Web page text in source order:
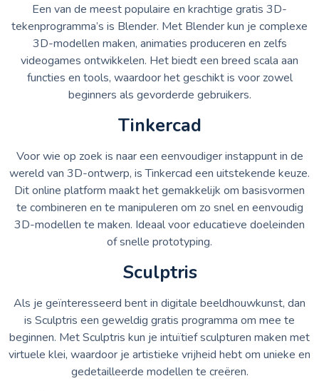
Een van de meest populaire en krachtige gratis 3D-
tekenprogramma’s is Blender. Met Blender kun je complexe
3D-modellen maken, animaties produceren en zelfs
videogames ontwikkelen. Het biedt een breed scala aan
functies en tools, waardoor het geschikt is voor zowel
beginners als gevorderde gebruikers.
Tinkercad
Voor wie op zoek is naar een eenvoudiger instappunt in de
wereld van 3D-ontwerp, is Tinkercad een uitstekende keuze.
Dit online platform maakt het gemakkelijk om basisvormen
te combineren en te manipuleren om zo snel en eenvoudig
3D-modellen te maken. Ideaal voor educatieve doeleinden
of snelle prototyping.
Sculptris
Als je geïnteresseerd bent in digitale beeldhouwkunst, dan
is Sculptris een geweldig gratis programma om mee te
beginnen. Met Sculptris kun je intuïtief sculpturen maken met
virtuele klei, waardoor je artistieke vrijheid hebt om unieke en
gedetailleerde modellen te creëren.